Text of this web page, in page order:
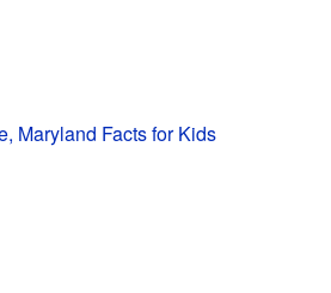
Maryland Facts for Kids